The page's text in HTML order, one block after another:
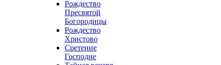
Рождество
Пресвятой
Богородицы
Рождество
Христово
Сретение
Господне